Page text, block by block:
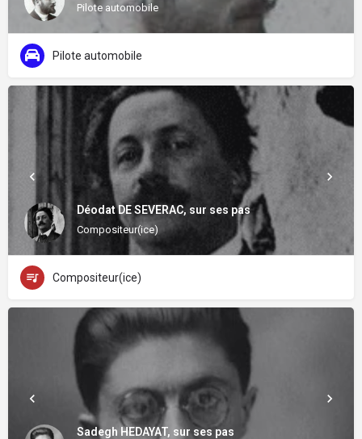
Pilote automobile
Pilote automobile
Déodat DE SEVERAC, sur ses pas
Compositeur(ice)
Compositeur(ice)
Sadegh HEDAYAT, sur ses pas